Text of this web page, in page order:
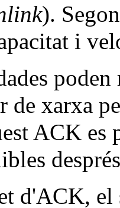
).
i
de xarxa
ACK es
d'ACK,